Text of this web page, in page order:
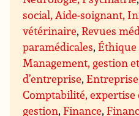
social, Aide-soignant,
vétérinaire,Revues
paramédicales,Éthique
Management, gestion
d’entreprise,Entreprise
Comptabilité,
gestion,Finance,